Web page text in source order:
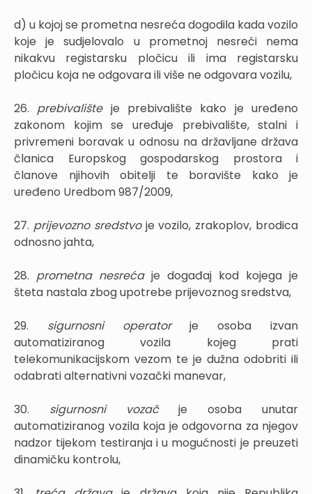
d) u kojoj se prometna nesreća dogodila kada vozilo
koje je sudjelovalo u prometnoj nesreći nema
nikakvu registarsku pločicu ili ima registarsku
pločicu koja ne odgovara ili više ne odgovara vozilu,
26. prebivalište je prebivalište kako je uređeno
zakonom kojim se uređuje prebivalište, stalni i
privremeni boravak u odnosu na državljane država
članica Europskog gospodarskog prostora i
članove njihovih obitelji te boravište kako je
uređeno Uredbom 987/2009,
27. prijevozno sredstvo je vozilo, zrakoplov, brodica
odnosno jahta,
28. prometna nesreća je događaj kod kojega je
šteta nastala zbog upotrebe prijevoznog sredstva,
29. sigurnosni operatorje osoba izvan
automatiziranog vozila kojeg prati
telekomunikacijskom vezom te je dužna odobriti ili
odabrati alternativni vozački manevar,
30. sigurnosni vozačje osoba unutar
automatiziranog vozila koja je odgovorna za njegov
nadzor tijekom testiranja i u mogućnosti je preuzeti
dinamičku kontrolu,